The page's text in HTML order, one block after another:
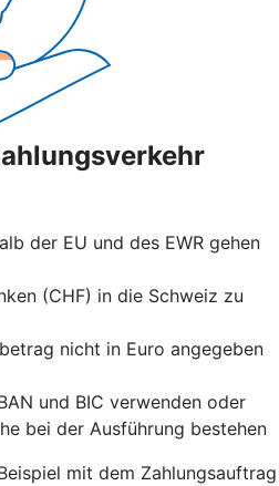
der EU und des EWR gehen
(CHF) in die Schweiz zu
nicht in Euro angegeben
und BIC verwenden oder
bei der Ausführung bestehen
mit dem Zahlungsauftrag